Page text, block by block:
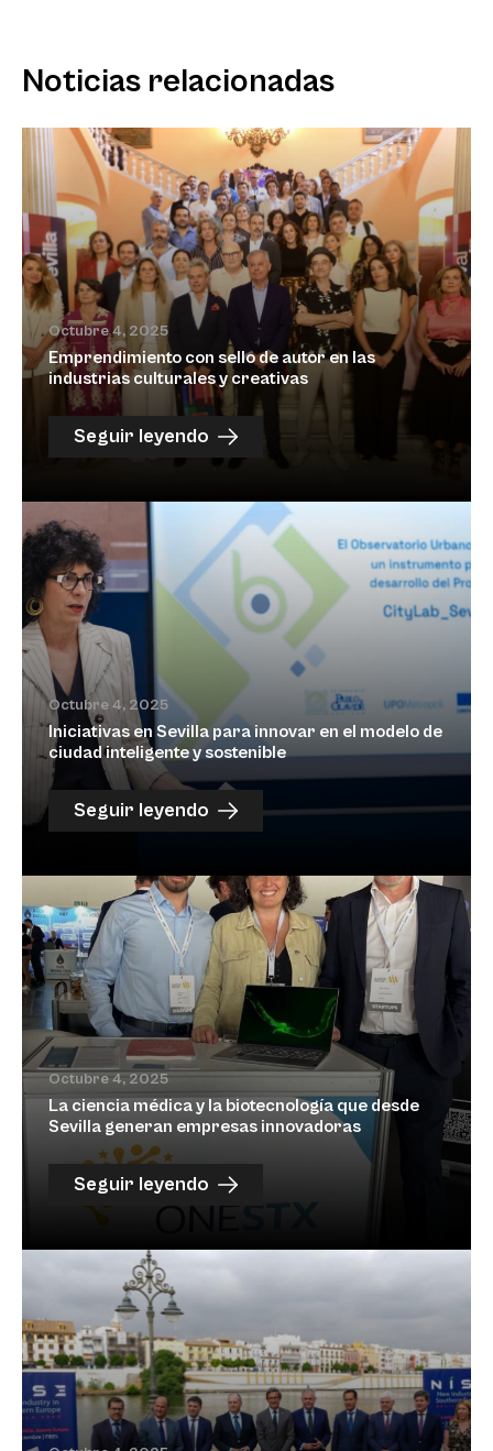
Noticias relacionadas
Octubre 4, 2025
Emprendimiento con sello de autor en las
industrias culturales y creativas
Seguir leyendo
Octubre 4, 2025
Iniciativas en Sevilla para innovar en el modelo de
ciudad inteligente y sostenible
Seguir leyendo
Octubre 4, 2025
La ciencia médica y la biotecnología que desde
Sevilla generan empresas innovadoras
Seguir leyendo